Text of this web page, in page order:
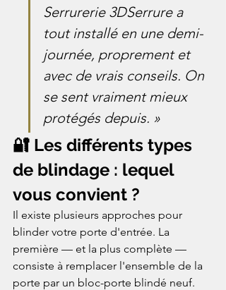
Serrurerie 3DSerrure a
tout installé en une demi-
journée, proprement et
avec de vrais conseils. On
se sent vraiment mieux
protégés depuis. »
🔐 Les différents types
de blindage : lequel
vous convient ?
Il existe plusieurs approches pour
blinder votre porte d'entrée. La
première — et la plus complète —
consiste à remplacer l'ensemble de la
porte par un bloc-porte blindé neuf.